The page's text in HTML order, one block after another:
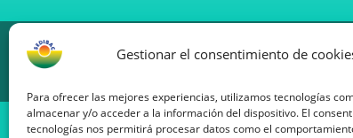
Gestionar el consentimiento de
Para ofrecer las mejores experiencias, utilizamos tecnologías
almacenar y/o acceder a la información del dispositivo. El
tecnologías nos permitirá procesar datos como el
SOCIEDAD PARA EL ESTUDIO Y LA DIFUSIÓN
Pasaje Font, 14, altillo 4. 08013 Barcelona